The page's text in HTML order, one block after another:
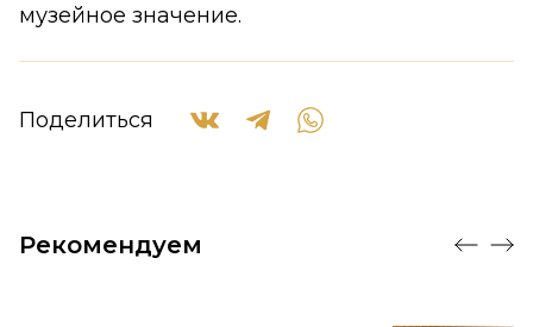
музейное значение.
Поделиться
Рекомендуем